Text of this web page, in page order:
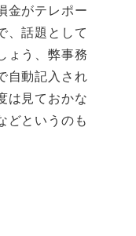
金がテレポー
、話題として
ょう、弊事務
自動記入され
は見ておかな
どというのも